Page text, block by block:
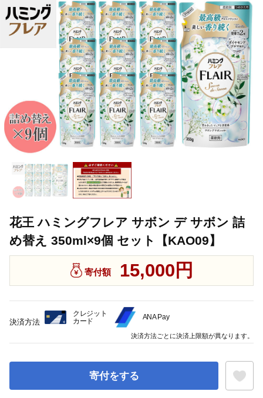
花王 ハミングフレア サボン デ サボン 詰
め替え 350ml×9個 セット【KAO09】
寄付額 15,000円
寄付をする
決済方法
クレジット
カード
ANA Pay
決済方法ごとに決済上限額が異なります。